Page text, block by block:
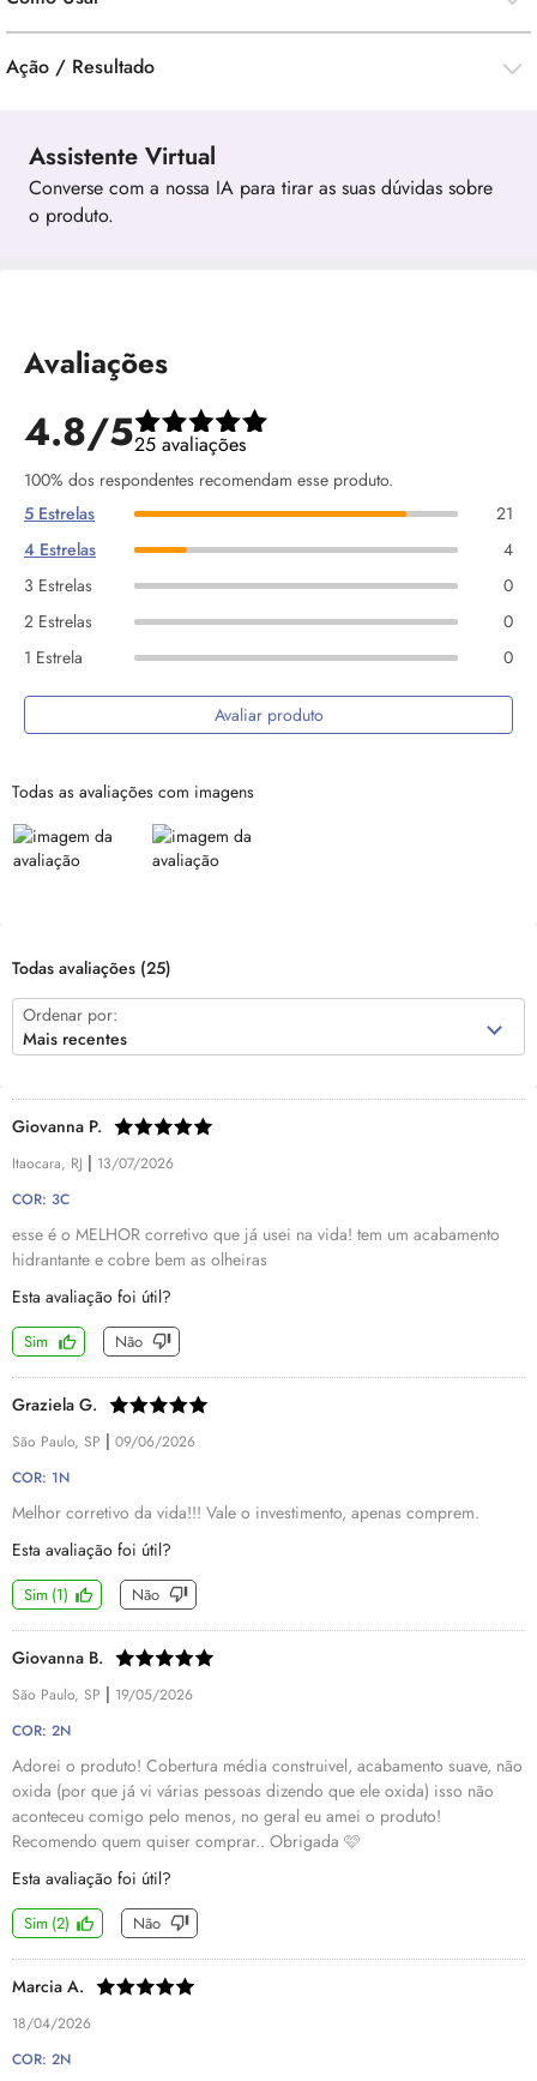
Ação / Resultado
Assistente Virtual
Converse com a nossa IA para tirar as suas dúvidas sobre
o produto.
Avaliações
4.8/525 avaliações
100% dos respondentes recomendam esse produto.
5 Estrelas
21
4 Estrelas
4
3 Estrelas
0
2 Estrelas
0
1 Estrela
0
Avaliar produto
Todas as avaliações com imagens
Todas avaliações (25)
Ordenar por:
Mais recentes
Giovanna P.
Itaocara, RJ | 13/07/2026
COR: 3C
esse é o MELHOR corretivo que já usei na vida! tem um acabamento
hidrantante e cobre bem as olheiras
Esta avaliação foi útil?
Sim Não
Graziela G.
São Paulo, SP | 09/06/2026
COR: 1N
Melhor corretivo da vida!!! Vale o investimento, apenas comprem.
Esta avaliação foi útil?
Sim (1) Não
Giovanna B.
São Paulo, SP | 19/05/2026
COR: 2N
Adorei o produto! Cobertura média construivel, acabamento suave, não
oxida (por que já vi várias pessoas dizendo que ele oxida) isso não
aconteceu comigo pelo menos, no geral eu amei o produto!
Recomendo quem quiser comprar.. Obrigada 🩷
Esta avaliação foi útil?
Sim (2) Não
Marcia A.
18/04/2026
COR: 2N